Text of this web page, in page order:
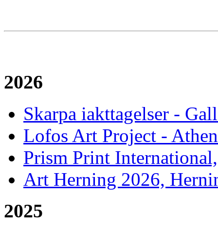
2026
Skarpa iakttagelser -
Lofos Art Project -
Prism Print
Art Herning 2026,
2025